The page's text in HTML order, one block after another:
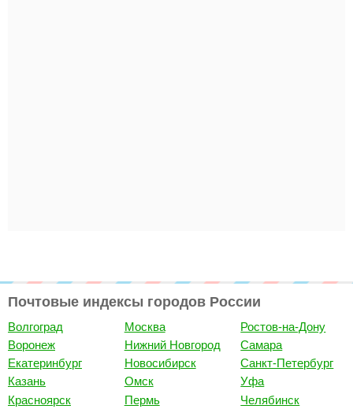
Почтовые индексы городов России
Волгоград
Воронеж
Екатеринбург
Казань
Красноярск
Москва
Нижний Новгород
Новосибирск
Омск
Пермь
Ростов-на-Дону
Самара
Санкт-Петербург
Уфа
Челябинск